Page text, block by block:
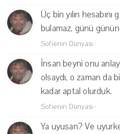
Üç bin yılın
bulamaz, günü
Sofienin Dünyası ·
İnsan beyni onu
olsaydı, o zaman da
kadar aptal olurduk.
Sofienin Dünyası ·
Ya uyusan? Ve